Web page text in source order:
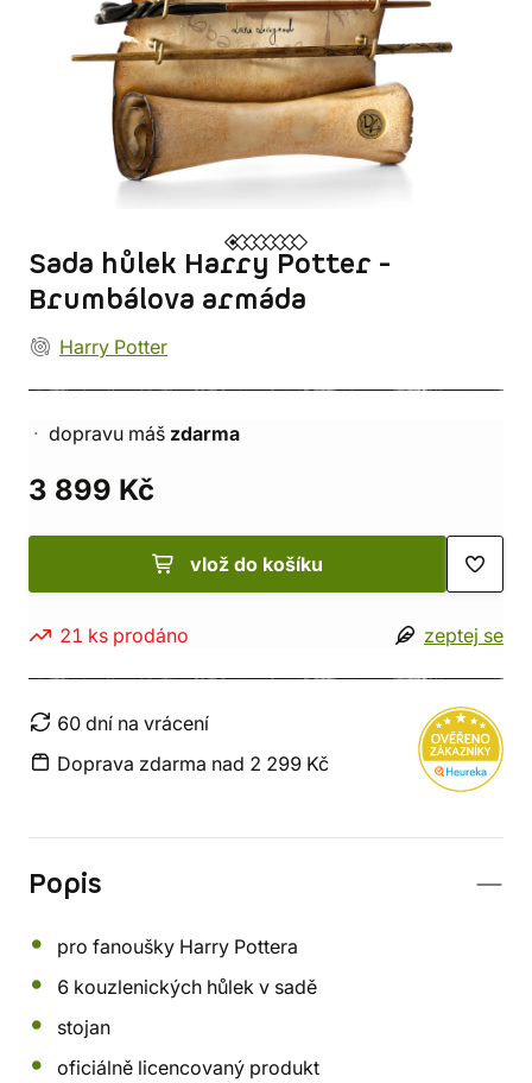
Sada hůlek Harry Potter -
Brumbálova armáda
Harry Potter
dopravu máš zdarma
3 899 Kč
vlož do košíku
21 ks prodáno zeptej se
60 dní na vrácení
Doprava zdarma nad 2 299 Kč
Popis
pro fanoušky Harry Pottera
6 kouzlenických hůlek v sadě
stojan
oficiálně licencovaný produkt